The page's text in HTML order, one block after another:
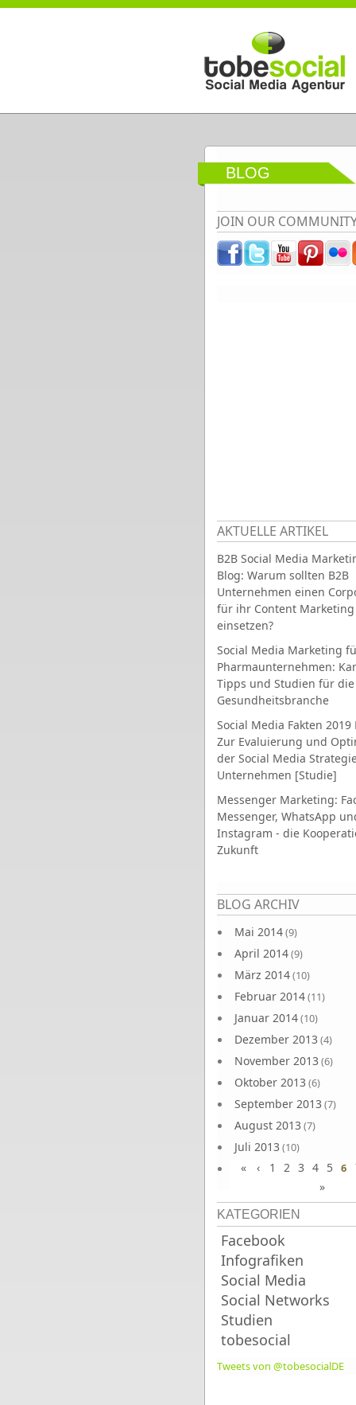
Direkt zum Inhalt
BLOG
JOIN OUR
AKTUELLE ARTIKEL
B2B Social Media
Blog: Warum sollten B2B
Unternehmen einen
für ihr Content Marketing
einsetzen?
Social Media Marketing
Pharmaunternehmen:
Tipps und Studien für die
Gesundheitsbranche
Social Media Fakten 2019
Zur Evaluierung und
der Social Media
Unternehmen [Studie]
Messenger Marketing:
Messenger, WhatsApp
Instagram - die
Zukunft
BLOG ARCHIV
Mai 2014(9)
April 2014(9)
März 2014(10)
Februar 2014(11)
Januar 2014(10)
Dezember 2013 (4)
November 2013 (6)
Oktober 2013 (6)
September 2013 (7)
August 2013 (7)
Juli 2013 (10)
Juni 2013(10)
Seiten
« ‹ 1 2 3 4 5 6
»
KATEGORIEN
Facebook
Infografiken
Social Media
Social Networks
Studien
tobesocial
Tweets von @tobesocialDE